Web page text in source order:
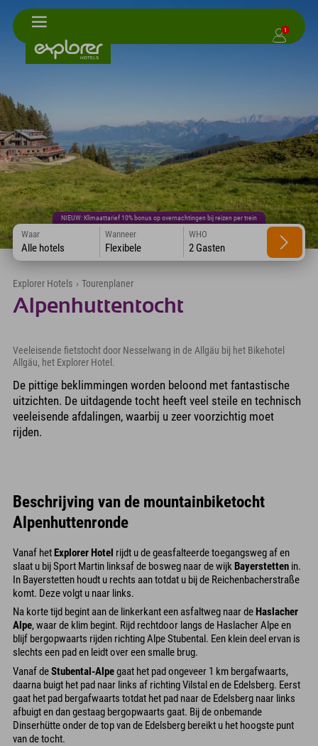
1
NIEUW: Klimaattarief 10% bonus op overnachtingen bij reizen per trein
Waar
Alle hotels
Wanneer
Flexibele
WHO
2 Gasten
Explorer Hotels › Tourenplaner
Alpenhuttentocht
Veeleisende fietstocht door Nesselwang in de Allgäu bij het Bikehotel
Allgäu, het Explorer Hotel.
De pittige beklimmingen worden beloond met fantastische
uitzichten. De uitdagende tocht heeft veel steile en technisch
veeleisende afdalingen, waarbij u zeer voorzichtig moet
rijden.
Beschrijving van de mountainbiketocht
Alpenhuttenronde
Vanaf hetExplorer Hotel rijdt u de geasfalteerde toegangsweg af en
slaat u bij Sport Martin linksaf de bosweg naar de wijk Bayerstetten in.
In Bayerstetten houdt u rechts aan totdat u bij de Reichenbacherstraße
komt. Deze volgt u naar links.
Na korte tijd begint aan de linkerkant een asfaltweg naar deHaslacher
Alpe, waar de klim begint. Rijd rechtdoor langs de Haslacher Alpe en
blijf bergopwaarts rijden richting Alpe Stubental. Een klein deel ervan is
slechts een pad en leidt over een smalle brug.
Vanaf deStubental-Alpegaat het pad ongeveer 1 km bergafwaarts,
daarna buigt het pad naar links af richting Vilstal en de Edelsberg. Eerst
gaat het pad bergafwaarts totdat het pad naar de Edelsberg naar links
afbuigt en dan gestaag bergopwaarts gaat. Bij de onbemande
Dinserhütte onder de top van de Edelsberg bereikt u het hoogste punt
van de tocht.